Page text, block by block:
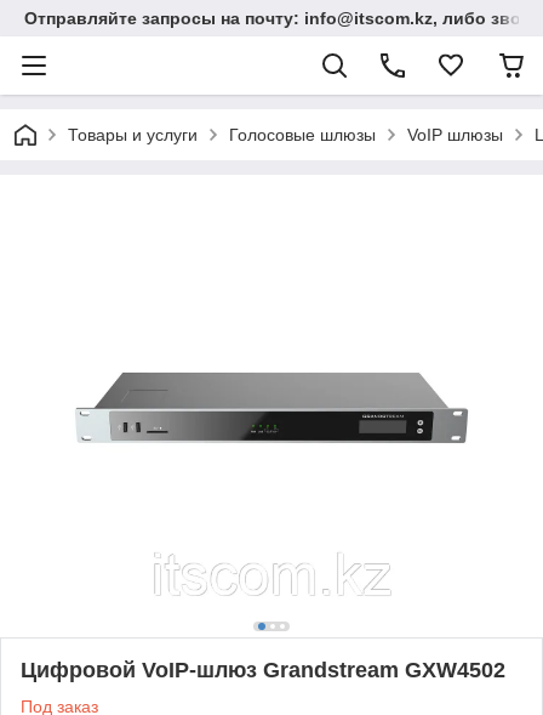
Отправляйте запросы на почту: info@itscom.kz, либо
Товары и услуги Голосовые шлюзы VoIP шлюзы
Цифровой VoIP-шлюз Grandstream GXW4502
Под заказ